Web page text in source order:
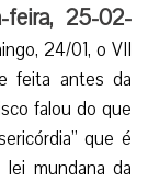
feira, 25-02-
24/01, o VII
feita antes da
falou do que
que é
mundana da